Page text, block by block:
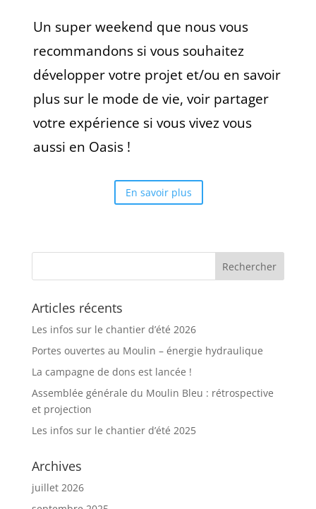
Un super weekend que nous vous
recommandons si vous souhaitez
développer votre projet et/ou en savoir
plus sur le mode de vie, voir partager
votre expérience si vous vivez vous
aussi en Oasis !
En savoir plus
Articles récents
Les infos sur le chantier d’été 2026
Portes ouvertes au Moulin – énergie hydraulique
La campagne de dons est lancée !
Assemblée générale du Moulin Bleu : rétrospective
et projection
Les infos sur le chantier d’été 2025
Archives
juillet 2026